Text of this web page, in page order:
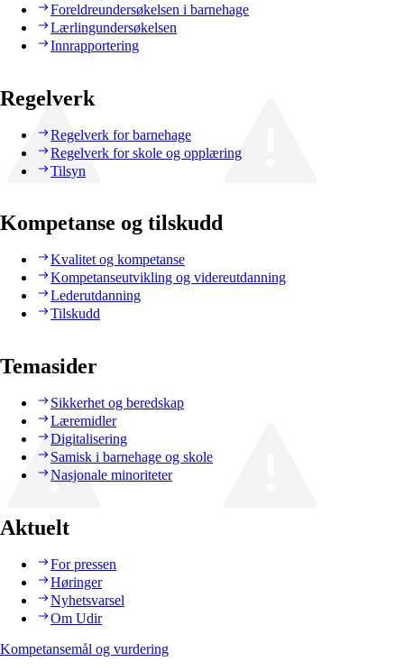
Foreldreundersøkelsen i barnehage
Lærlingundersøkelsen
Innrapportering
Regelverk
Regelverk for barnehage
Regelverk for skole og opplæring
Tilsyn
Kompetanse og tilskudd
Kvalitet og kompetanse
Kompetanseutvikling og videreutdanning
Lederutdanning
Tilskudd
Temasider
Sikkerhet og beredskap
Læremidler
Digitalisering
Samisk i barnehage og skole
Nasjonale minoriteter
Aktuelt
For pressen
Høringer
Nyhetsvarsel
Om Udir
Kompetansemål og vurdering